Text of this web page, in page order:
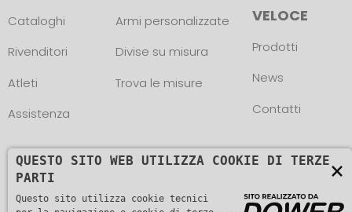
Cataloghi
Rivenditori
Atleti
Assistenza
Armi personalizzate
Divise su misura
Trova le misure
VELOCE
Prodotti
News
Contatti
×
QUESTO SITO WEB UTILIZZA COOKIE DI TERZE
PARTI
Questo sito utilizza cookie tecnici